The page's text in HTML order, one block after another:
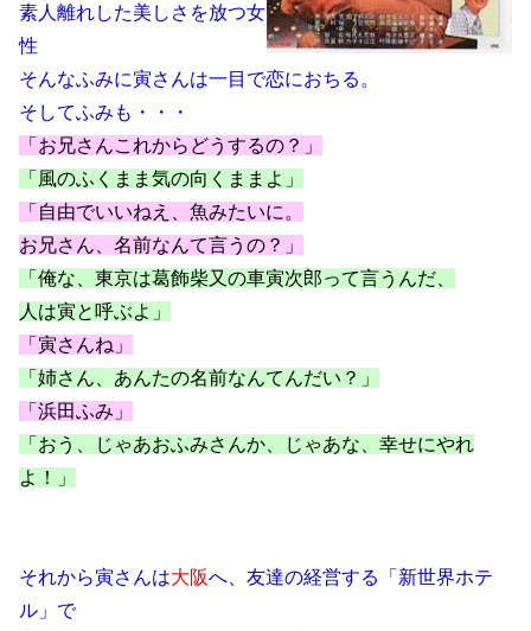
素人離れした美しさを放つ女
性
そんなふみに寅さんは一目で恋におちる。
そしてふみも・・・
「お兄さんこれからどうするの？」
「風のふくまま気の向くままよ」
「自由でいいねえ、魚みたいに。
お兄さん、名前なんて言うの？」
「俺な、東京は葛飾柴又の車寅次郎って言うんだ、
人は寅と呼ぶよ」
「寅さんね」
「姉さん、あんたの名前なんてんだい？」
「浜田ふみ」
「おう、じゃあおふみさんか、じゃあな、幸せにやれ
よ！」
それから寅さんは大阪へ、友達の経営する「新世界ホテ
ル」で